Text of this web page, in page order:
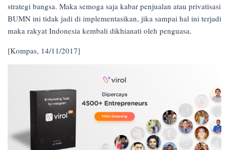
strategi bangsa. Maka semoga saja kabar penjualan atau privatisasi
BUMN ini tidak jadi di implementasikan, jika sampai hal ini terjadi
maka rakyat Indonesia kembali dikhianati oleh penguasa.
[Kompas, 14/11/2017]